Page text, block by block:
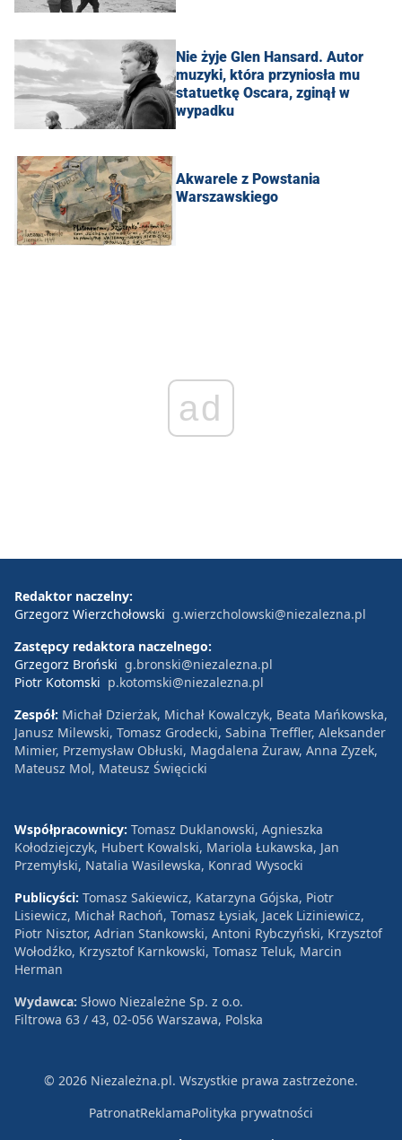
Nie żyje Glen Hansard. Autor
muzyki, która przyniosła mu
statuetkę Oscara, zginął w
wypadku
Akwarele z Powstania
Warszawskiego
ad
Redaktor naczelny:
Grzegorz Wierzchołowski g.wierzcholowski@niezalezna.pl
Zastępcy redaktora naczelnego:
Grzegorz Broński g.bronski@niezalezna.pl
Piotr Kotomski p.kotomski@niezalezna.pl
Zespół: Michał Dzierżak, Michał Kowalczyk, Beata Mańkowska,
Janusz Milewski, Tomasz Grodecki, Sabina Treffler, Aleksander
Mimier, Przemysław Obłuski, Magdalena Żuraw, Anna Zyzek,
Mateusz Mol, Mateusz Święcicki
Współpracownicy: Tomasz Duklanowski, Agnieszka
Kołodziejczyk, Hubert Kowalski, Mariola Łukawska, Jan
Przemyłski, Natalia Wasilewska, Konrad Wysocki
Publicyści: Tomasz Sakiewicz, Katarzyna Gójska, Piotr
Lisiewicz, Michał Rachoń, Tomasz Łysiak, Jacek Liziniewicz,
Piotr Nisztor, Adrian Stankowski, Antoni Rybczyński, Krzysztof
Wołodźko, Krzysztof Karnkowski, Tomasz Teluk, Marcin
Herman
Wydawca: Słowo Niezależne Sp. z o.o.
Filtrowa 63 / 43, 02-056 Warszawa, Polska
© 2026 Niezależna.pl. Wszystkie prawa zastrzeżone.
PatronatReklamaPolityka prywatności